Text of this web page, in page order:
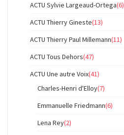
ACTU Sylvie Largeaud-Ortega(6)
ACTU Thierry Gineste(13)
ACTU Thierry Paul Millemann(11)
ACTU Tous Dehors(47)
ACTU Une autre Voix(41)
Charles-Henri d'Elloy(7)
Emmanuelle Friedmann(6)
Lena Rey(2)